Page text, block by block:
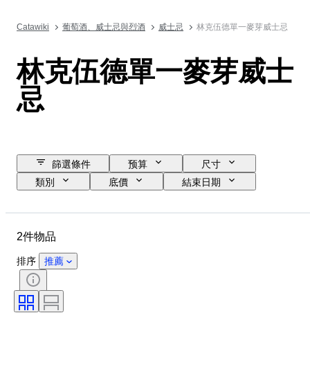
Catawiki 葡萄酒、威士忌與烈酒 威士忌 林克伍德單一麥芽威士忌
林克伍德單一麥芽威士
忌
篩選條件 预算
尺寸
類別
底價
結束日期
酒精含量表
2件物品
排序 推薦